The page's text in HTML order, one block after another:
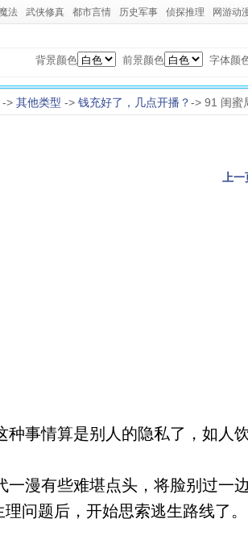
法 武侠修真 都市言情 历史军事 侦探推理 网游动
背景颜色 前景颜色 字体颜
-> 其他类型 -> 钱充好了，几点开播？-> 91 闺蜜
上
事情算是别人的隐私了，如人
漫有些难堪点头，将脸别过一
理问题后，开始思索逃生路线了。